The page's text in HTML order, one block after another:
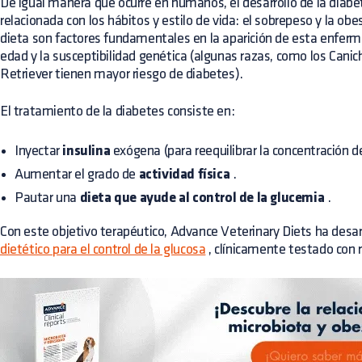
De igual manera que ocurre en humanos, el desarrollo de la
relacionada con los hábitos y estilo de vida: el sobrepeso y la
dieta son factores fundamentales en la aparición de esta
edad y la susceptibilidad genética (algunas razas, como los
Retriever tienen mayor riesgo de diabetes).
El tratamiento de la diabetes consiste en:
Inyectar insulina exógena (para reequilibrar la concentración
Aumentar el grado de actividad física .
Pautar una dieta que ayude al control de la glucemia .
Con este objetivo terapéutico, Advance Veterinary Diets ha
dietético para el control de la glucosa , clínicamente testado con